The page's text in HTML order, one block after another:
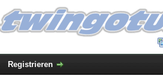
Registrieren